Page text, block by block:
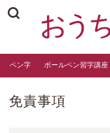
ペン字 ボールペン習字講座
免責事項